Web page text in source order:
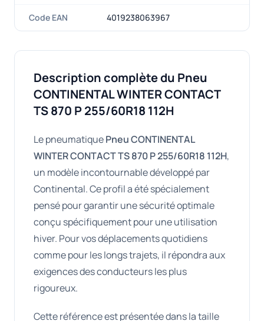
Code EAN 4019238063967
Description complète du Pneu
CONTINENTAL WINTER CONTACT
TS 870 P 255/60R18 112H
Le pneumatiquePneu CONTINENTAL
WINTER CONTACT TS 870 P 255/60R18 112H,
un modèle incontournable développé par
Continental. Ce profil a été spécialement
pensé pour garantir une sécurité optimale
conçu spécifiquement pour une utilisation
hiver. Pour vos déplacements quotidiens
comme pour les longs trajets, il répondra aux
exigences des conducteurs les plus
rigoureux.
Cette référence est présentée dans la taille